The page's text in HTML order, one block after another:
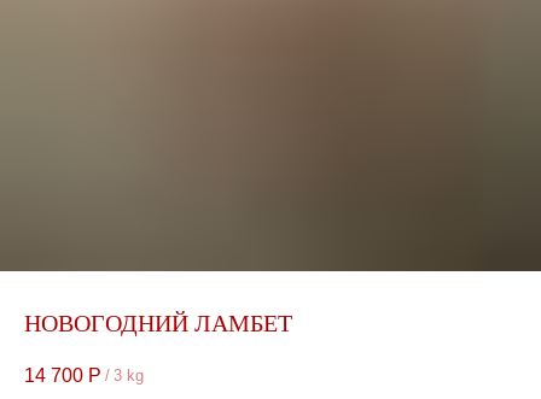
НОВОГОДНИЙ ЛАМБЕТ
14 700 Р / 3 kg